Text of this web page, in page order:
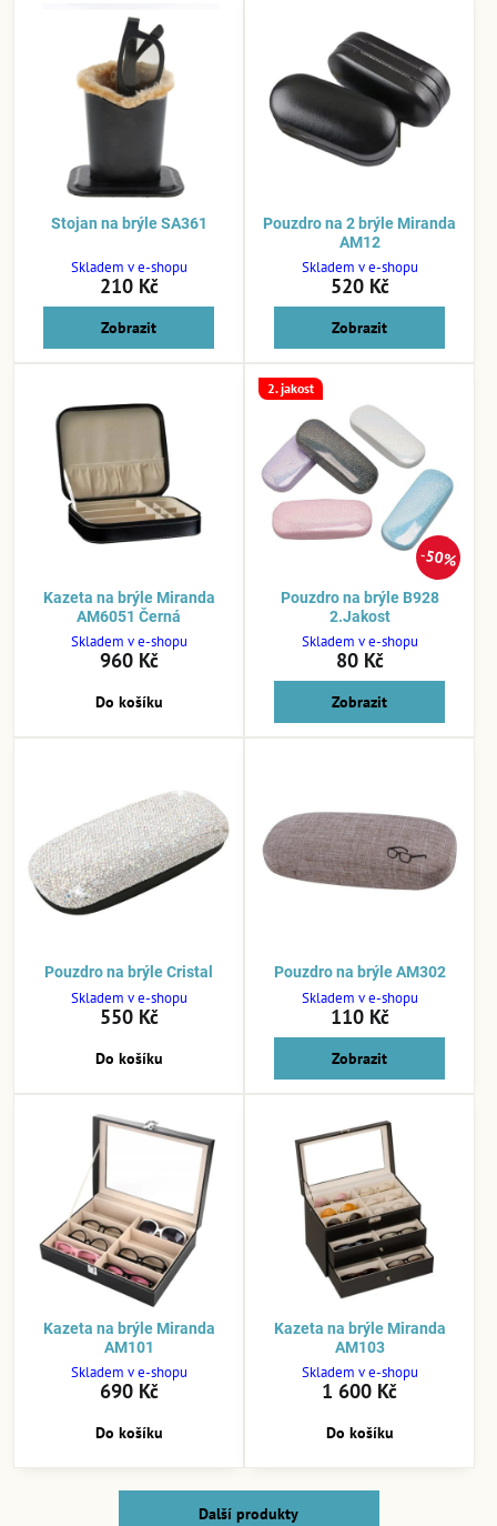
Stojan na brýle SA361
Skladem v e-shopu
210 Kč
Zobrazit
Pouzdro na 2 brýle Miranda
AM12
Skladem v e-shopu
520 Kč
Zobrazit
Kazeta na brýle Miranda
AM6051 Černá
Skladem v e-shopu
960 Kč
Do košíku
50%
2. jakost
Pouzdro na brýle B928
2.Jakost
Skladem v e-shopu
80 Kč
Zobrazit
Pouzdro na brýle Cristal
Skladem v e-shopu
550 Kč
Do košíku
Pouzdro na brýle AM302
Skladem v e-shopu
110 Kč
Zobrazit
Kazeta na brýle Miranda
AM101
Skladem v e-shopu
690 Kč
Do košíku
Kazeta na brýle Miranda
AM103
Skladem v e-shopu
1 600 Kč
Do košíku
Další produkty